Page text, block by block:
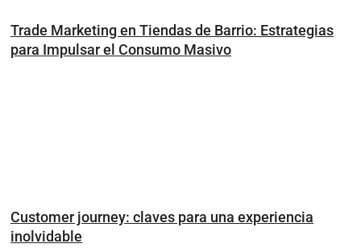
Trade Marketing en Tiendas de Barrio: Estrategias
para Impulsar el Consumo Masivo
Customer journey: claves para una experiencia
inolvidable